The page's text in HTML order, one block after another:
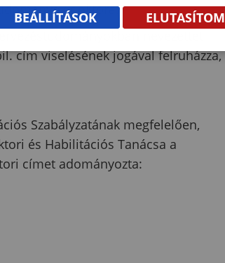
doktora.
nevezettet
cím viselésének jogával felruházza,
Szabályzatának megfelelően,
és Habilitációs Tanácsa a
címet adományozta:
BEÁLLÍTÁSOK ELUTASÍTOM